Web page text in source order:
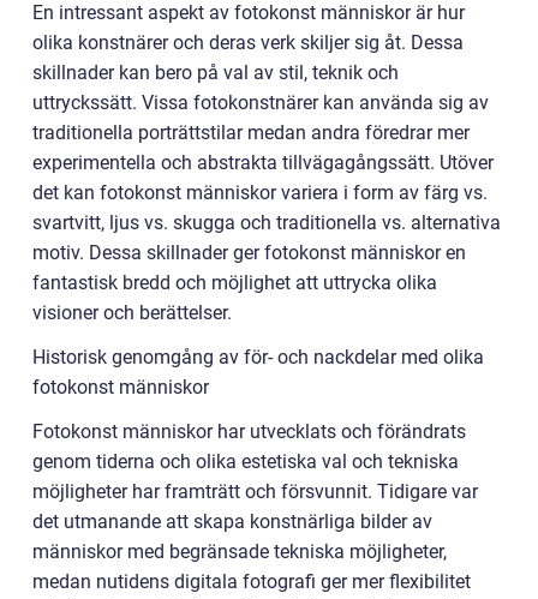
En intressant aspekt av fotokonst människor är hur
olika konstnärer och deras verk skiljer sig åt. Dessa
skillnader kan bero på val av stil, teknik och
uttryckssätt. Vissa fotokonstnärer kan använda sig av
traditionella porträttstilar medan andra föredrar mer
experimentella och abstrakta tillvägagångssätt. Utöver
det kan fotokonst människor variera i form av färg vs.
svartvitt, ljus vs. skugga och traditionella vs. alternativa
motiv. Dessa skillnader ger fotokonst människor en
fantastisk bredd och möjlighet att uttrycka olika
visioner och berättelser.
Historisk genomgång av för- och nackdelar med olika
fotokonst människor
Fotokonst människor har utvecklats och förändrats
genom tiderna och olika estetiska val och tekniska
möjligheter har framträtt och försvunnit. Tidigare var
det utmanande att skapa konstnärliga bilder av
människor med begränsade tekniska möjligheter,
medan nutidens digitala fotografi ger mer flexibilitet